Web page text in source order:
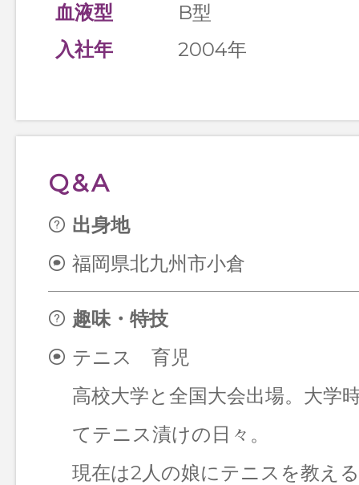
血液型
B型
入社年
2004年
Q&A
出身地
福岡県北九州市小倉
趣味・特技
テニス 育児
高校大学と全国大会出場。大学
てテニス漬けの日々。
現在は2人の娘にテニスを教え